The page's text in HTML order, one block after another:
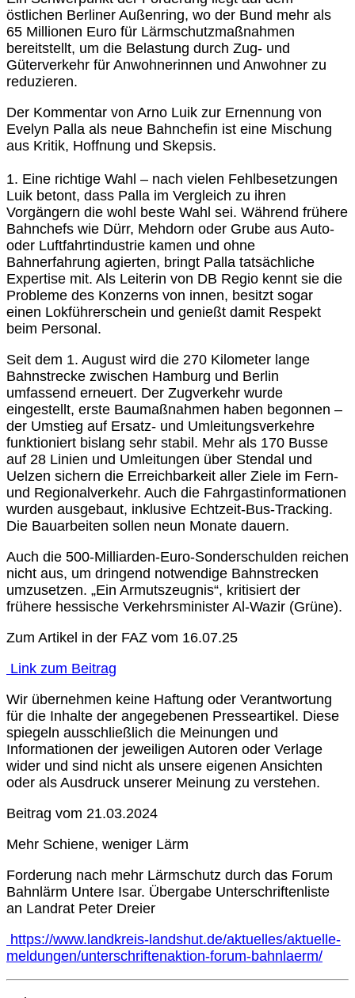
östlichen Berliner Außenring, wo der Bund mehr als
65 Millionen Euro für Lärmschutzmaßnahmen
bereitstellt, um die Belastung durch Zug- und
Güterverkehr für Anwohnerinnen und Anwohner zu
reduzieren.
Der Kommentar von Arno Luik zur Ernennung von
Evelyn Palla als neue Bahnchefin ist eine Mischung
aus Kritik, Hoffnung und Skepsis.
1. Eine richtige Wahl – nach vielen Fehlbesetzungen
Luik betont, dass Palla im Vergleich zu ihren
Vorgängern die wohl beste Wahl sei. Während frühere
Bahnchefs wie Dürr, Mehdorn oder Grube aus Auto-
oder Luftfahrtindustrie kamen und ohne
Bahnerfahrung agierten, bringt Palla tatsächliche
Expertise mit. Als Leiterin von DB Regio kennt sie die
Probleme des Konzerns von innen, besitzt sogar
einen Lokführerschein und genießt damit Respekt
beim Personal.
Seit dem 1. August wird die 270 Kilometer lange
Bahnstrecke zwischen Hamburg und Berlin
umfassend erneuert. Der Zugverkehr wurde
eingestellt, erste Baumaßnahmen haben begonnen –
der Umstieg auf Ersatz- und Umleitungsverkehre
funktioniert bislang sehr stabil. Mehr als 170 Busse
auf 28 Linien und Umleitungen über Stendal und
Uelzen sichern die Erreichbarkeit aller Ziele im Fern-
und Regionalverkehr. Auch die Fahrgastinformationen
wurden ausgebaut, inklusive Echtzeit-Bus-Tracking.
Die Bauarbeiten sollen neun Monate dauern.
Auch die 500-Milliarden-Euro-Sonderschulden reichen
nicht aus, um dringend notwendige Bahnstrecken
umzusetzen. „Ein Armutszeugnis“, kritisiert der
frühere hessische Verkehrsminister Al-Wazir (Grüne).
Zum Artikel in der FAZ vom 16.07.25
Link zum Beitrag
Wir übernehmen keine Haftung oder Verantwortung
für die Inhalte der angegebenen Presseartikel. Diese
spiegeln ausschließlich die Meinungen und
Informationen der jeweiligen Autoren oder Verlage
wider und sind nicht als unsere eigenen Ansichten
oder als Ausdruck unserer Meinung zu verstehen.
Beitrag vom 21.03.2024
Mehr Schiene, weniger Lärm
Forderung nach mehr Lärmschutz durch das Forum
Bahnlärm Untere Isar. Übergabe Unterschriftenliste
an Landrat Peter Dreier
https://www.landkreis-landshut.de/aktuelles/aktuelle-
meldungen/unterschriftenaktion-forum-bahnlaerm/